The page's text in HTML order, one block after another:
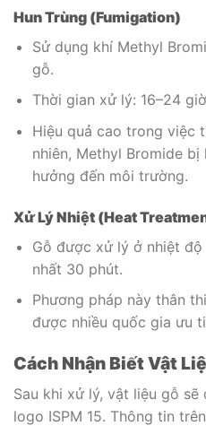
Hun Trùng (Fumigation)
Sử dụng khí Methyl
gỗ.
Thời gian xử lý: 16–24
Hiệu quả cao trong việc
nhiên, Methyl Bromide
hưởng đến môi trường.
Xử Lý Nhiệt (Heat
Gỗ được xử lý ở nhiệt
nhất 30 phút.
Phương pháp này thân
được nhiều quốc gia ưu
Cách Nhận Biết Vật
Sau khi xử lý, vật liệu gỗ
logo ISPM 15. Thông tin